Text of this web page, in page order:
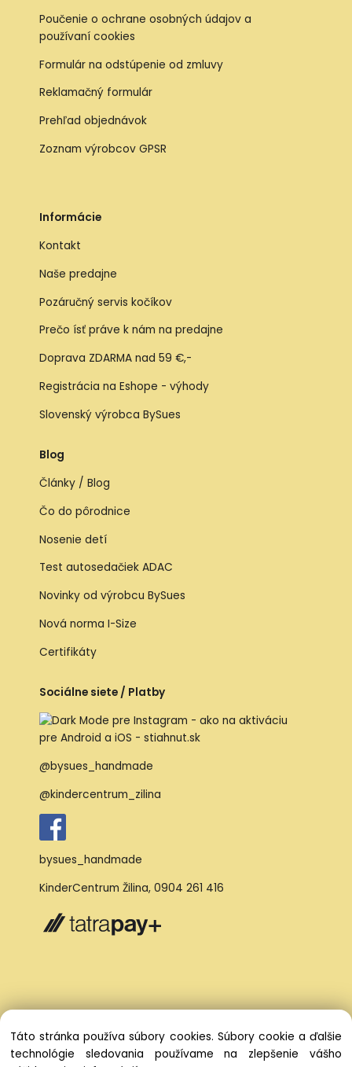
Poučenie o ochrane osobných údajov a
používaní cookies
Formulár na odstúpenie od zmluvy
Reklamačný formulár
Prehľad objednávok
Zoznam výrobcov GPSR
Informácie
Kontakt
Naše predajne
Pozáručný servis kočíkov
Prečo ísť práve k nám na predajne
Doprava ZDARMA nad 59 €,-
Registrácia na Eshope - výhody
Slovenský výrobca BySues
Blog
Články / Blog
Čo do pôrodnice
Nosenie detí
Test autosedačiek ADAC
Novinky od výrobcu BySues
Nová norma I-Size
Certifikáty
Sociálne siete / Platby
@bysues_handmade
@kindercentrum_zilina
bysues_handmade
KinderCentrum Žilina, 0904 261 416
Táto stránka používa súbory cookies. Súbory cookie a ďalšie
technológie sledovania používame na zlepšenie vášho